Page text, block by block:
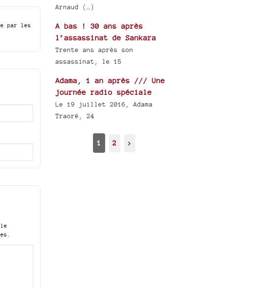
par les
Arnaud (…)
A bas ! 30 ans après
l’assassinat de Sankara
Trente ans après son
assassinat, le 15
Adama, 1 an après /// Une
journée radio spéciale
Le 19 juillet 2016, Adama
Traoré, 24
1 2 >